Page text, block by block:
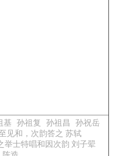
基 孙祖复 孙祖昌
孙祝岳
见和，次韵答之 苏轼
举士特唱和因次韵 刘子翚